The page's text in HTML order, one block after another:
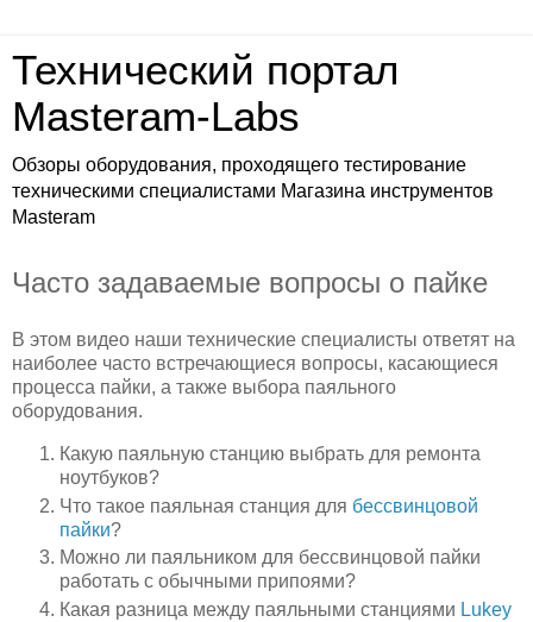
Технический портал
Masteram-Labs
Обзоры оборудования, проходящего тестирование
техническими специалистами Магазина инструментов
Masteram
Часто задаваемые вопросы о пайке
В этом видео наши технические специалисты ответят на
наиболее часто встречающиеся вопросы, касающиеся
процесса пайки, а также выбора паяльного
оборудования.
Какую паяльную станцию выбрать для ремонта
ноутбуков?
Что такое паяльная станция для бессвинцовой
пайки?
Можно ли паяльником для бессвинцовой пайки
работать с обычными припоями?
Какая разница между паяльными станциями Lukey